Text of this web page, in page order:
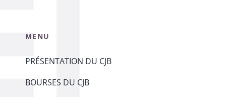
MENU
PRÉSENTATION DU CJB
BOURSES DU CJB